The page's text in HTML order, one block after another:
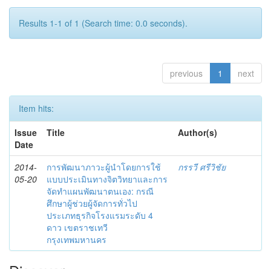
Results 1-1 of 1 (Search time: 0.0 seconds).
previous 1 next
Item hits:
Issue
Date
Title Author(s)
2014-
05-20
การพัฒนาภาวะผู้นำโดยการใช้
แบบประเมินทางจิตวิทยาและการ
จัดทำแผนพัฒนาตนเอง: กรณี
ศึกษาผู้ช่วยผู้จัดการทั่วไป
ประเภทธุรกิจโรงแรมระดับ 4
ดาว เขตราชเทวี
กรุงเทพมหานคร
กรรวี ศรีวิชัย